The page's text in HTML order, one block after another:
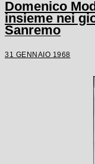
Domenico
insieme nei
Sanremo
31 GENNAIO 1968